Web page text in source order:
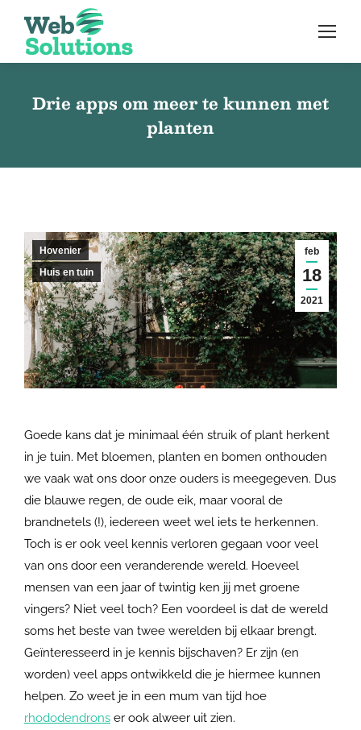
Drie apps om meer te kunnen met
planten
feb
18
2021
Hovenier
Huis en tuin
Goede kans dat je minimaal één struik of plant herkent
in je tuin. Met bloemen, planten en bomen onthouden
we vaak wat ons door onze ouders is meegegeven. Dus
die blauwe regen, de oude eik, maar vooral de
brandnetels (!), iedereen weet wel iets te herkennen.
Toch is er ook veel kennis verloren gegaan voor veel
van ons door een veranderende wereld. Hoeveel
mensen van een jaar of twintig ken jij met groene
vingers? Niet veel toch? Een voordeel is dat de wereld
soms het beste van twee werelden bij elkaar brengt.
Geïnteresseerd in je kennis bijschaven? Er zijn (en
worden) veel apps ontwikkeld die je hiermee kunnen
helpen. Zo weet je in een mum van tijd hoe
rhododendrons er ook alweer uit zien.